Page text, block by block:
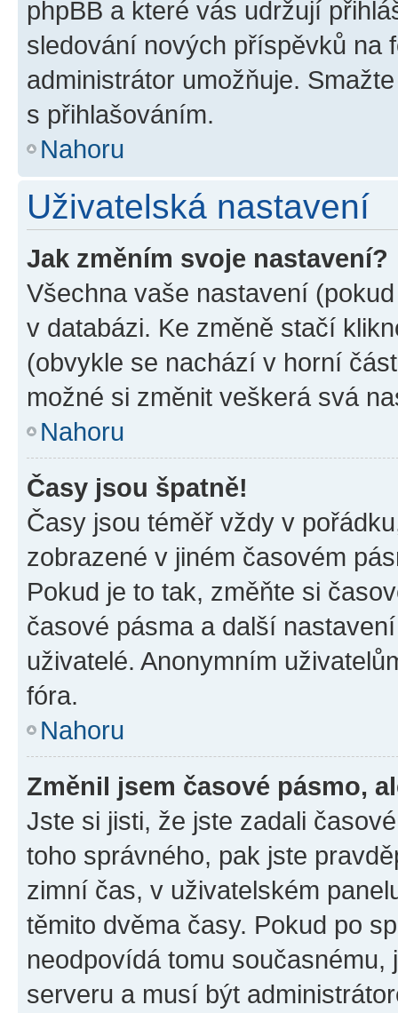
phpBB a které vás udržují
sledování nových příspěvků na
administrátor umožňuje.
s přihlašováním.
Nahoru
Uživatelská nastavení
Jak změním svoje nastavení?
Všechna vaše nastavení
v databázi. Ke změně stačí
(obvykle se nachází v horní
možné si změnit veškerá svá
Nahoru
Časy jsou špatně!
Časy jsou téměř vždy v
zobrazené v jiném časovém
Pokud je to tak, změňte si
časové pásma a další
uživatelé. Anonymním
fóra.
Nahoru
Změnil jsem časové pásmo,
Jste si jisti, že jste zadali
toho správného, pak jste
zimní čas, v uživatelském
těmito dvěma časy. Pokud po
neodpovídá tomu
serveru a musí být